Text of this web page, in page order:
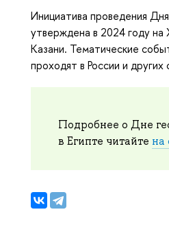
Инициатива проведения
утверждена в 2024 году
Казани. Тематические
проходят в России и
Подробнее о Дне
в Египте читайте на